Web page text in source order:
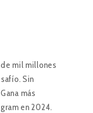
de mil millones
Sin
más
en 2024.